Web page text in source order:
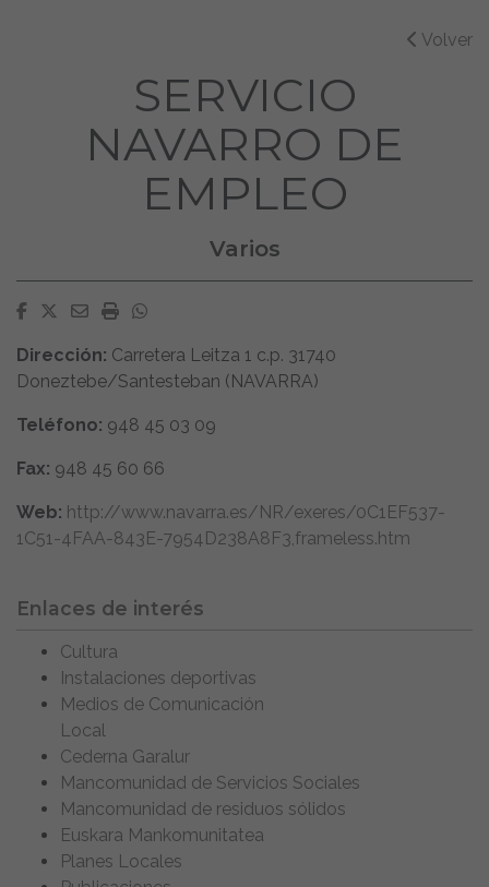
Volver
SERVICIO
NAVARRO DE
EMPLEO
Varios
Facebook
Twitter
EmailImprimirWhatsapp
Dirección: Carretera Leitza 1 c.p. 31740
Doneztebe/Santesteban (NAVARRA)
Teléfono: 948 45 03 09
Fax: 948 45 60 66
Web: http://www.navarra.es/NR/exeres/0C1EF537-
1C51-4FAA-843E-7954D238A8F3,frameless.htm
Enlaces de interés
Cultura
Instalaciones deportivas
Medios de Comunicación
Local
Cederna Garalur
Mancomunidad de Servicios Sociales
Mancomunidad de residuos sólidos
Euskara Mankomunitatea
Planes Locales